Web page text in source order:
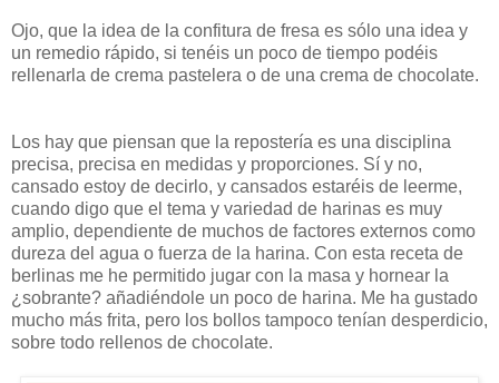
Ojo, que la idea de la confitura de fresa es sólo una idea y
un remedio rápido, si tenéis un poco de tiempo podéis
rellenarla de crema pastelera o de una crema de chocolate.
Los hay que piensan que la repostería es una disciplina
precisa, precisa en medidas y proporciones. Sí y no,
cansado estoy de decirlo, y cansados estaréis de leerme,
cuando digo que el tema y variedad de harinas es muy
amplio, dependiente de muchos de factores externos como
dureza del agua o fuerza de la harina. Con esta receta de
berlinas me he permitido jugar con la masa y hornear la
¿sobrante? añadiéndole un poco de harina. Me ha gustado
mucho más frita, pero los bollos tampoco tenían desperdicio,
sobre todo rellenos de chocolate.